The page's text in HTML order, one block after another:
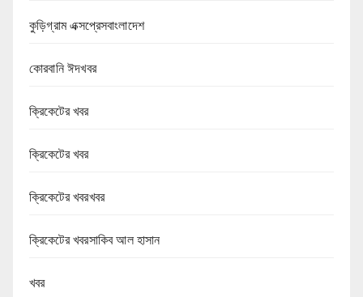
কুড়িগ্রাম এক্সপ্রেসবাংলাদেশ
কোরবানি ঈদখবর
ক্রিকেটের খবর
ক্রিকেটের খবর
ক্রিকেটের খবরখবর
ক্রিকেটের খবরসাকিব আল হাসান
খবর